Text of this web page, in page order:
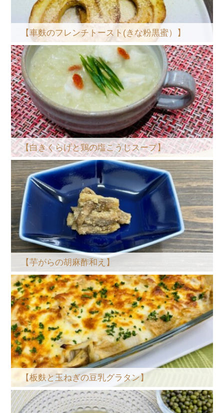
【車麩のフレンチトースト(きな粉黒蜜）】
【白きくらげと鶏の塩こうじスープ】
【芋がらの胡麻酢和え】
【板麩と玉ねぎの豆乳グラタン】